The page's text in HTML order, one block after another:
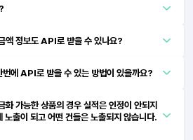
액 정보도 API로 받을 수 있나요?
번에 API로 받을 수 있는 방법이 있을까요?
화 가능한 상품의 경우 실적은 인정이 안되지
노출이 되고 어떤 건들은 노출되지 않습니다.